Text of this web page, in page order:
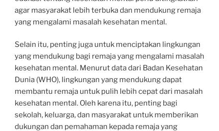
agar masyarakat lebih terbuka dan mendukung remaja
yang mengalami masalah kesehatan mental.
Selain itu, penting juga untuk menciptakan lingkungan
yang mendukung bagi remaja yang mengalami masalah
kesehatan mental. Menurut data dari Badan Kesehatan
Dunia (WHO), lingkungan yang mendukung dapat
membantu remaja untuk pulih lebih cepat dari masalah
kesehatan mental. Oleh karena itu, penting bagi
sekolah, keluarga, dan masyarakat untuk memberikan
dukungan dan pemahaman kepada remaja yang